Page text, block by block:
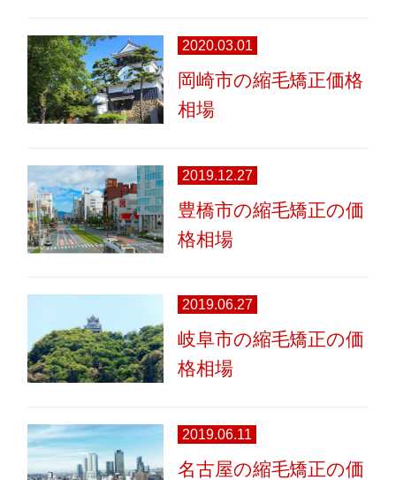
2020.03.01
岡崎市の縮毛矯正価格
相場
2019.12.27
豊橋市の縮毛矯正の価
格相場
2019.06.27
岐阜市の縮毛矯正の価
格相場
2019.06.11
名古屋の縮毛矯正の価